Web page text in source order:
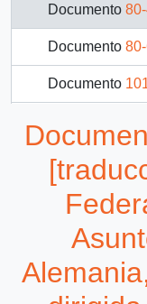
Documento 80-4-19 - Carta
Documento 80-6-5 -
Documento 101-7-15 -
Documento
3 más...